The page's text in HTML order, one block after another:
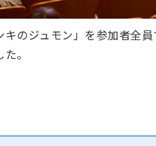
キのジュモン」を参加者全
。